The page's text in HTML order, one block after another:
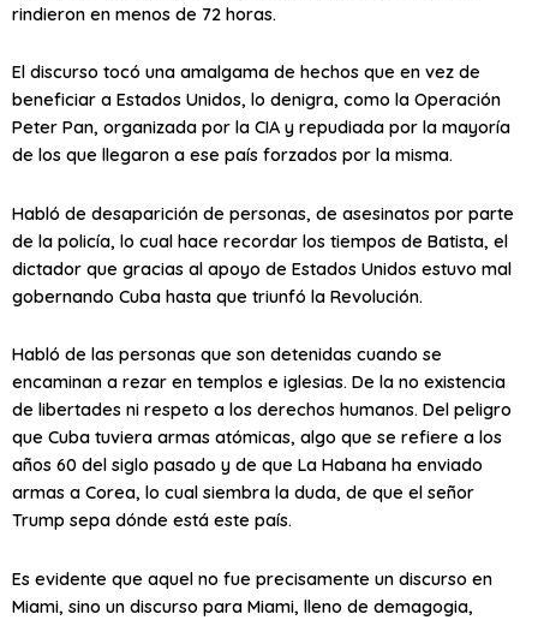
rindieron en menos de 72 horas.
El discurso tocó una amalgama de hechos que en vez de
beneficiar a Estados Unidos, lo denigra, como la Operación
Peter Pan, organizada por la CIA y repudiada por la mayoría
de los que llegaron a ese país forzados por la misma.
Habló de desaparición de personas, de asesinatos por parte
de la policía, lo cual hace recordar los tiempos de Batista, el
dictador que gracias al apoyo de Estados Unidos estuvo mal
gobernando Cuba hasta que triunfó la Revolución.
Habló de las personas que son detenidas cuando se
encaminan a rezar en templos e iglesias. De la no existencia
de libertades ni respeto a los derechos humanos. Del peligro
que Cuba tuviera armas atómicas, algo que se refiere a los
años 60 del siglo pasado y de que La Habana ha enviado
armas a Corea, lo cual siembra la duda, de que el señor
Trump sepa dónde está este país.
Es evidente que aquel no fue precisamente un discurso en
Miami, sino un discurso para Miami, lleno de demagogia,